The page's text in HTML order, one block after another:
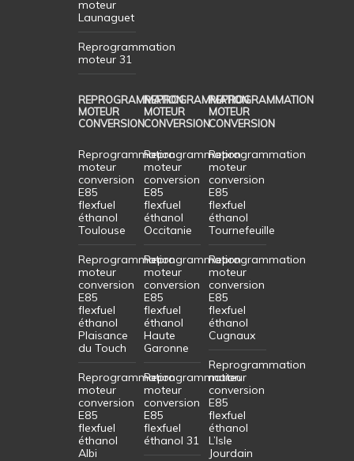
moteur
Launaguet
Reprogrammation
moteur 31
REPROGRAMMATION
MOTEUR
CONVERSION
Reprogrammation
moteur
conversion
E85
flexfuel
éthanol
Toulouse
Reprogrammation
moteur
conversion
E85
flexfuel
éthanol
Plaisance
du Touch
Reprogrammation
moteur
conversion
E85
flexfuel
éthanol
Albi
REPROGRAMMATION
MOTEUR
CONVERSION
Reprogrammation
moteur
conversion
E85
flexfuel
éthanol
Occitanie
Reprogrammation
moteur
conversion
E85
flexfuel
éthanol
Haute
Garonne
Reprogrammation
moteur
conversion
E85
flexfuel
éthanol 31
REPROGRAMMATION
MOTEUR
CONVERSION
Reprogrammation
moteur
conversion
E85
flexfuel
éthanol
Tournefeuille
Reprogrammation
moteur
conversion
E85
flexfuel
éthanol
Cugnaux
Reprogrammation
moteur
conversion
E85
flexfuel
éthanol
L’Isle
Jourdain